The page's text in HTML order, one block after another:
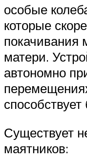
особые
которые
покачивания
матери.
автономно
Существует
маятников: